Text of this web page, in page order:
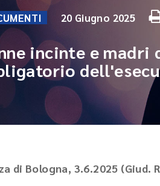
20 Giugno 2025
incinte e
di Bologna, 3.6.2025 (Giud.